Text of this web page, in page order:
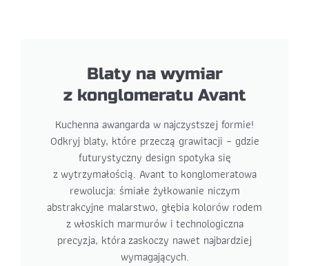
Blaty na wymiar
z konglomeratu Avant
Kuchenna awangarda w najczystszej formie!
Odkryj blaty, które przeczą grawitacji – gdzie
futurystyczny design spotyka się
z wytrzymałością. Avant to konglomeratowa
rewolucja: śmiałe żyłkowanie niczym
abstrakcyjne malarstwo, głębia kolorów rodem
z włoskich marmurów i technologiczna
precyzja, która zaskoczy nawet najbardziej
wymagających.